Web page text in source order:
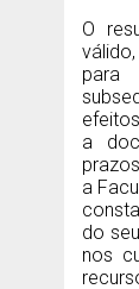
O
para
a
a
do
nos